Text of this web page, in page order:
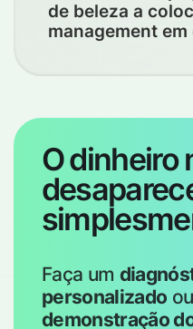
de beleza a
management em
O dinheiro
Faça um
personalizado
demonstração